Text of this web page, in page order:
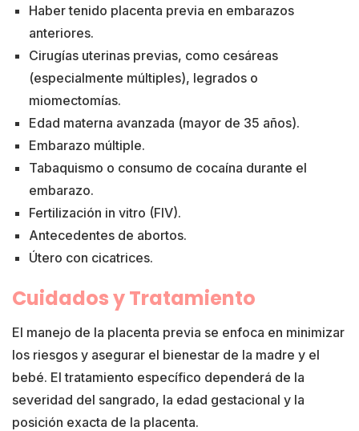
Haber tenido placenta previa en embarazos
anteriores.
Cirugías uterinas previas, como cesáreas
(especialmente múltiples), legrados o
miomectomías.
Edad materna avanzada (mayor de 35 años).
Embarazo múltiple.
Tabaquismo o consumo de cocaína durante el
embarazo.
Fertilización in vitro (FIV).
Antecedentes de abortos.
Útero con cicatrices.
Cuidados y Tratamiento
El manejo de la placenta previa se enfoca en minimizar
los riesgos y asegurar el bienestar de la madre y el
bebé. El tratamiento específico dependerá de la
severidad del sangrado, la edad gestacional y la
posición exacta de la placenta.